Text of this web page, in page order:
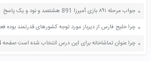
جواب مرحله ۸۹۱ بازی آمیرزا 891 هشتصد و نود و یک پاسخ
چرا عنوان تماشاخانه برای این درس انتخاب شده است صفحه 14 فارسی پنجم